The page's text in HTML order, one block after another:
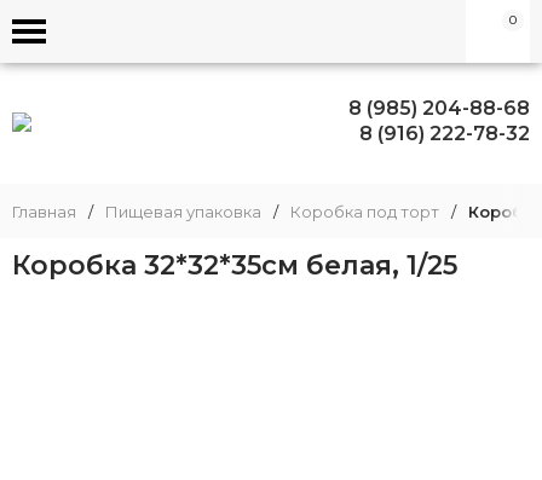
0
8 (985) 204-88-68
8 (916) 222-78-32
Главная / Пищевая упаковка / Коробка под торт /
Коробка 32*32*35см белая, 1/25